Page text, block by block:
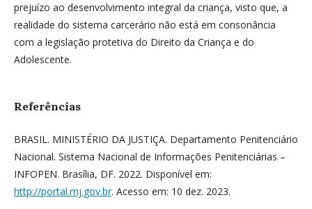
prejuízo ao desenvolvimento integral da criança, visto que, a
realidade do sistema carcerário não está em consonância
com a legislação protetiva do Direito da Criança e do
Adolescente.
Referências
BRASIL. MINISTÉRIO DA JUSTIÇA. Departamento Penitenciário
Nacional. Sistema Nacional de Informações Penitenciárias –
INFOPEN. Brasília, DF. 2022. Disponível em:
http://portal.mj.gov.br. Acesso em: 10 dez. 2023.